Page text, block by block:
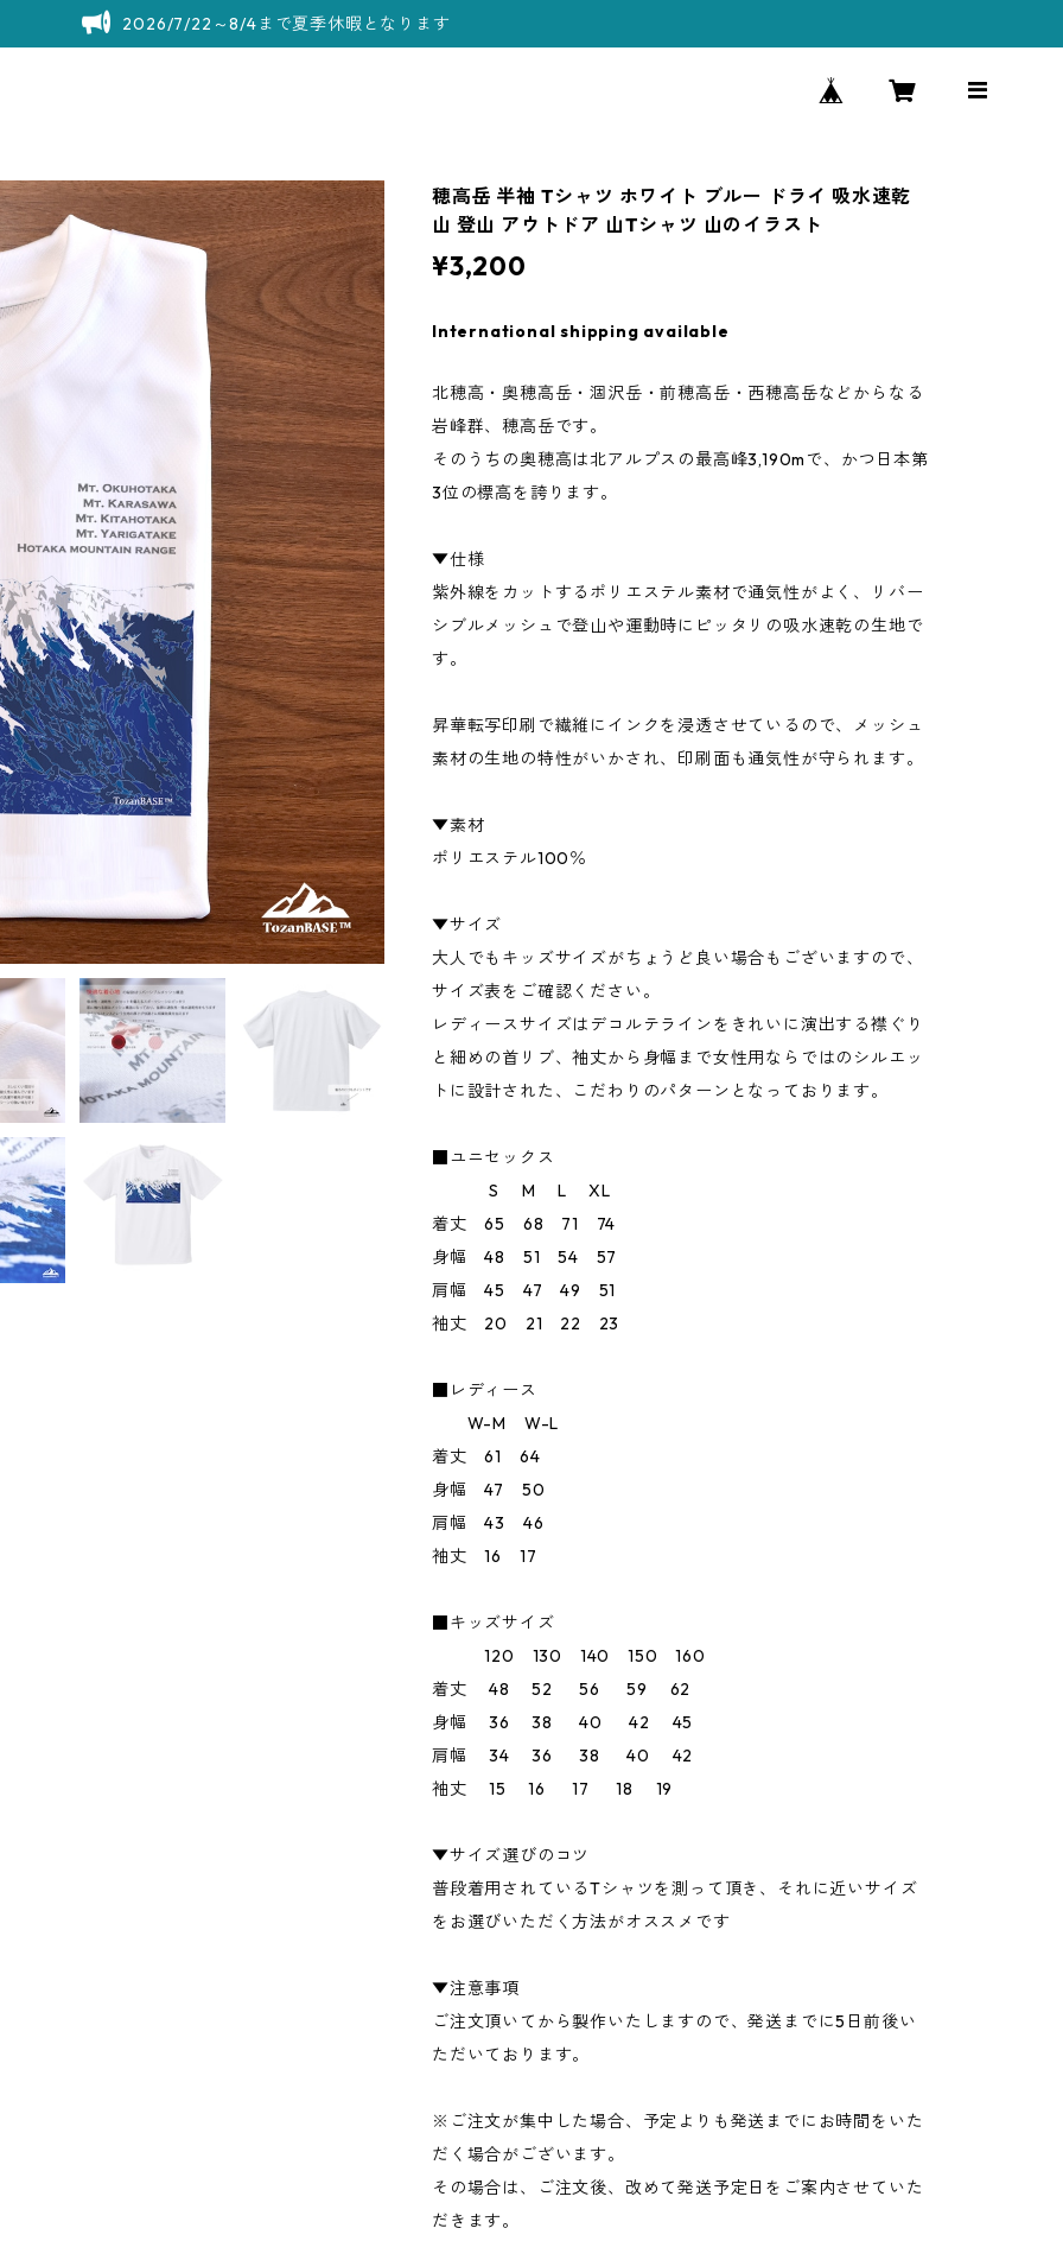
2026/7/22～8/4まで夏季休暇となります
穂高岳 半袖 Tシャツ ホワイト ブルー ドライ 吸水速乾
山 登山 アウトドア 山Tシャツ 山のイラスト
¥3,200
International shipping available
北穂高・奥穂高岳・涸沢岳・前穂高岳・西穂高岳などからなる
岩峰群、穂高岳です。
そのうちの奥穂高は北アルプスの最高峰3,190mで、かつ日本第
3位の標高を誇ります。
▼仕様
紫外線をカットするポリエステル素材で通気性がよく、リバー
シブルメッシュで登山や運動時にピッタリの吸水速乾の生地で
す。
昇華転写印刷で繊維にインクを浸透させているので、メッシュ
素材の生地の特性がいかされ、印刷面も通気性が守られます。
▼素材
ポリエステル100％
▼サイズ
大人でもキッズサイズがちょうど良い場合もございますので、
サイズ表をご確認ください。
レディースサイズはデコルテラインをきれいに演出する襟ぐり
と細めの首リブ、袖丈から身幅まで女性用ならではのシルエッ
トに設計された、こだわりのパターンとなっております。
■ユニセックス
S M L XL
着丈 65 68 71 74
身幅 48 51 54 57
肩幅 45 47 49 51
袖丈 20 21 22 23
■レディース
W-M W-L
着丈 61 64
身幅 47 50
肩幅 43 46
袖丈 16 17
■キッズサイズ
120 130 140 150 160
着丈 48 52 56 59 62
身幅 36 38 40 42 45
肩幅 34 36 38 40 42
袖丈 15 16 17 18 19
▼サイズ選びのコツ
普段着用されているTシャツを測って頂き、それに近いサイズ
をお選びいただく方法がオススメです
▼注意事項
ご注文頂いてから製作いたしますので、発送までに5日前後い
ただいております。
※ご注文が集中した場合、予定よりも発送までにお時間をいた
だく場合がございます。
その場合は、ご注文後、改めて発送予定日をご案内させていた
だきます。